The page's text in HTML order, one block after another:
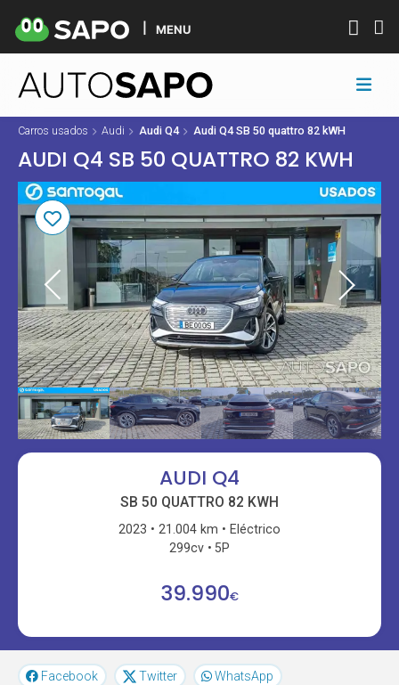
MENU
Carros usados Audi Audi Q4 Audi Q4 SB 50 quattro 82 kWH
AUDI Q4 SB 50 QUATTRO 82 KWH
AUDI Q4
SB 50 QUATTRO 82 KWH
2023 21.004 km
Eléctrico
299cv
5P
39.990€
Facebook Twitter WhatsApp